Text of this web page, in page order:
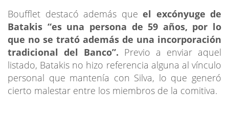
Boufflet destacó además que el excónyuge de
Batakis “es una persona de 59 años, por lo
que no se trató además de una incorporación
tradicional del Banco”. Previo a enviar aquel
listado, Batakis no hizo referencia alguna al vínculo
personal que mantenía con Silva, lo que generó
cierto malestar entre los miembros de la comitiva.